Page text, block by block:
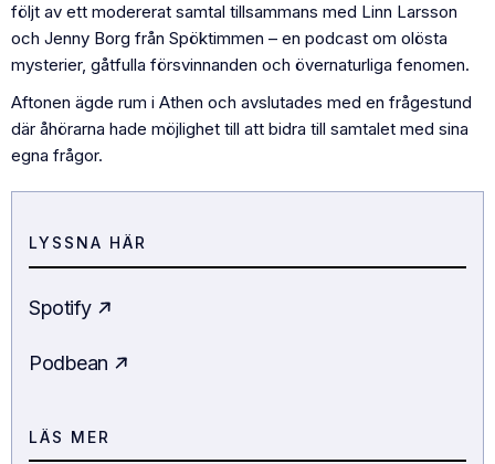
följt av ett modererat samtal tillsammans med Linn Larsson
och Jenny Borg från Spöktimmen – en podcast om olösta
mysterier, gåtfulla försvinnanden och övernaturliga fenomen.
Aftonen ägde rum i Athen och avslutades med en frågestund
där åhörarna hade möjlighet till att bidra till samtalet med sina
egna frågor.
LYSSNA HÄR
Spotify
Podbean
LÄS MER